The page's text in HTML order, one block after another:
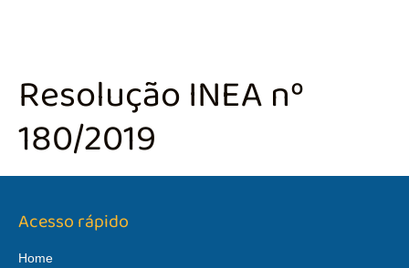
Resolução INEA nº
180/2019
Acesso rápido
Home